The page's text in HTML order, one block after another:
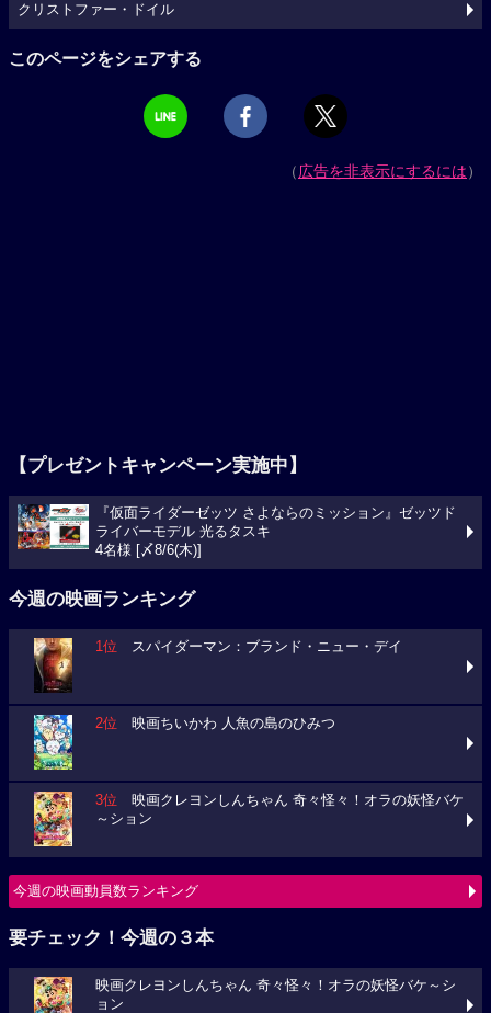
クリストファー・ドイル
このページをシェアする
（広告を非表示にするには）
【プレゼントキャンペーン実施中】
『仮面ライダーゼッツ さよならのミッション』ゼッツド
ライバーモデル 光るタスキ
4名様 [〆8/6(木)]
今週の映画ランキング
1位 スパイダーマン：ブランド・ニュー・デイ
2位 映画ちいかわ 人魚の島のひみつ
3位 映画クレヨンしんちゃん 奇々怪々！オラの妖怪バケ
～ション
今週の映画動員数ランキング
要チェック！今週の３本
映画クレヨンしんちゃん 奇々怪々！オラの妖怪バケ～シ
ョン